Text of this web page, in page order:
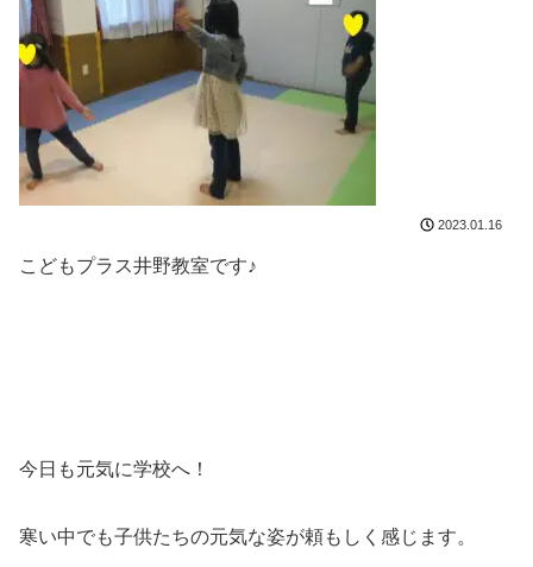
2023.01.16
こどもプラス井野教室です♪
今日も元気に学校へ！
寒い中でも子供たちの元気な姿が頼もしく感じます。